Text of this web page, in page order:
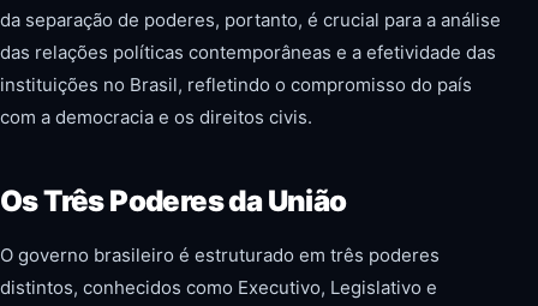
da separação de poderes, portanto, é crucial para a análise
das relações políticas contemporâneas e a efetividade das
instituições no Brasil, refletindo o compromisso do país
com a democracia e os direitos civis.
Os Três Poderes da União
O governo brasileiro é estruturado em três poderes
distintos, conhecidos como Executivo, Legislativo e